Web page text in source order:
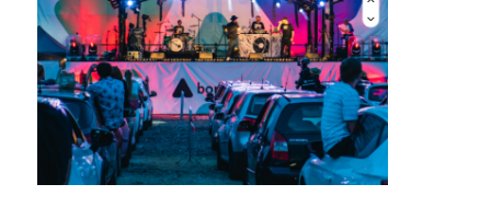
VR -show
Over Ons
Fabriekstour